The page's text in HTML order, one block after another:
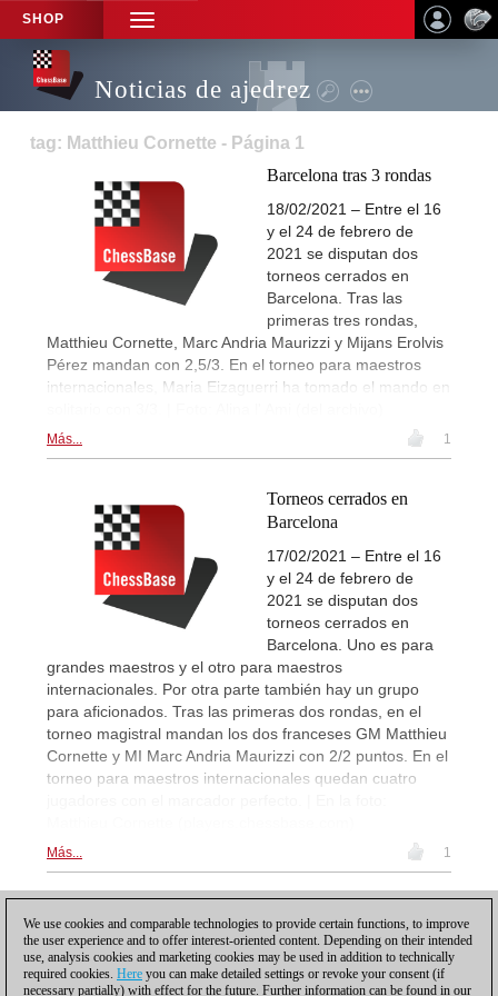
SHOP
TOGGLE
NAVIGATION
Noticias de ajedrez
tag: Matthieu Cornette - Página 1
Barcelona tras 3 rondas
18/02/2021 – Entre el 16
y el 24 de febrero de
2021 se disputan dos
torneos cerrados en
Barcelona. Tras las
primeras tres rondas,
Matthieu Cornette, Marc Andria Maurizzi y Mijans Erolvis
Pérez mandan con 2,5/3. En el torneo para maestros
internacionales, Maria Eizaguerri ha tomado el mando en
Más... 1
Torneos cerrados en
Barcelona
17/02/2021 – Entre el 16
y el 24 de febrero de
2021 se disputan dos
torneos cerrados en
Barcelona. Uno es para
grandes maestros y el otro para maestros
internacionales. Por otra parte también hay un grupo
para aficionados. Tras las primeras dos rondas, en el
torneo magistral mandan los dos franceses GM Matthieu
Cornette y MI Marc Andria Maurizzi con 2/2 puntos. En el
torneo para maestros internacionales quedan cuatro
Más... 1
We use cookies and comparable technologies to provide certain functions, to improve
the user experience and to offer interest-oriented content. Depending on their intended
use, analysis cookies and marketing cookies may be used in addition to technically
required cookies. Here you can make detailed settings or revoke your consent (if
necessary partially) with effect for the future. Further information can be found in our